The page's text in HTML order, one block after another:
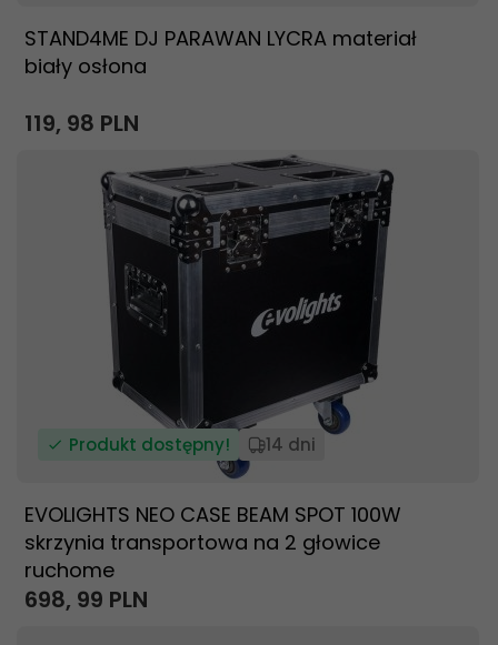
STAND4ME DJ PARAWAN LYCRA materiał
biały osłona
119, 98 PLN
Produkt dostępny! 14 dni
EVOLIGHTS NEO CASE BEAM SPOT 100W
skrzynia transportowa na 2 głowice
ruchome
698, 99 PLN